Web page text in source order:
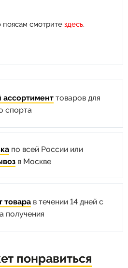
смотрите здесь.
товаров для
спорта
по всей России или
в Москве
товарав течении 14 дней с
получения
понравиться